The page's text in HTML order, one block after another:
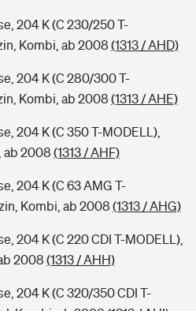
204 K (C 230/250 T-
Kombi, ab 2008 (1313 / AHD)
204 K (C 280/300 T-
Kombi, ab 2008 (1313 / AHE)
204 K (C 350 T-MODELL),
ab 2008 (1313 / AHF)
204 K (C 63 AMG T-
Kombi, ab 2008 (1313 / AHG)
204 K (C 220 CDI T-MODELL),
2008 (1313 / AHH)
204 K (C 320/350 CDI T-